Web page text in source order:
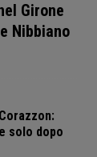
Girone
Nibbiano
solo dopo